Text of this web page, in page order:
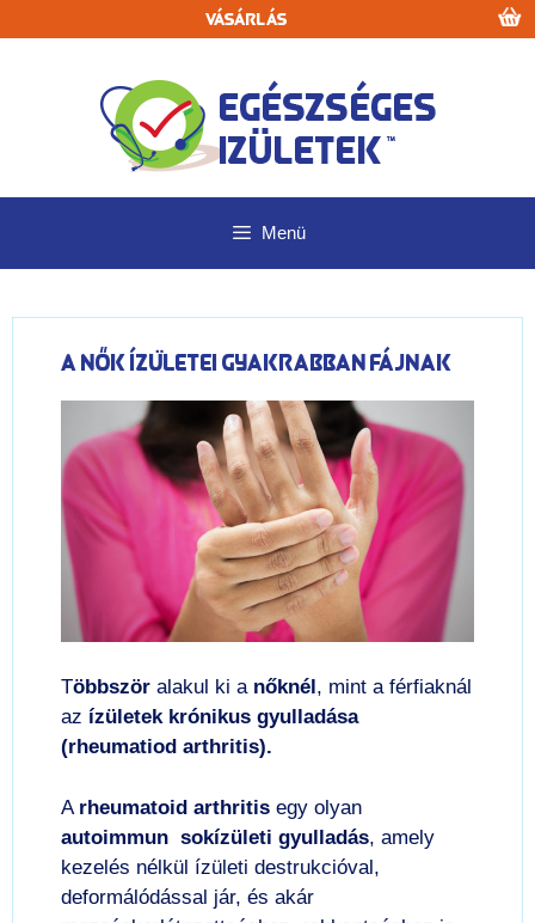
a
Vásárlás
Menü
A nők ízületei gyakrabban fájnak
Többször alakul ki a nőknél , mint a férfiaknál
az ízületek krónikus gyulladása
(rheumatiod arthritis).
A rheumatoid arthritis egy olyan
autoimmun sokízületi gyulladás, amely
kezelés nélkül ízületi destrukcióval,
deformálódással jár, és akár